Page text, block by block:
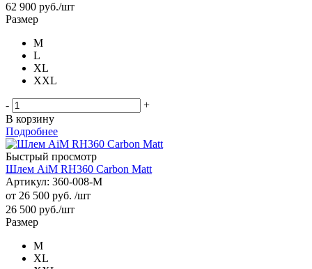
62 900 руб./шт
Размер
M
L
XL
XXL
-
+
В корзину
Подробнее
Быстрый просмотр
Шлем AiM RH360 Carbon Matt
Артикул: 360-008-M
от 26 500 руб. /шт
26 500 руб./шт
Размер
M
XL